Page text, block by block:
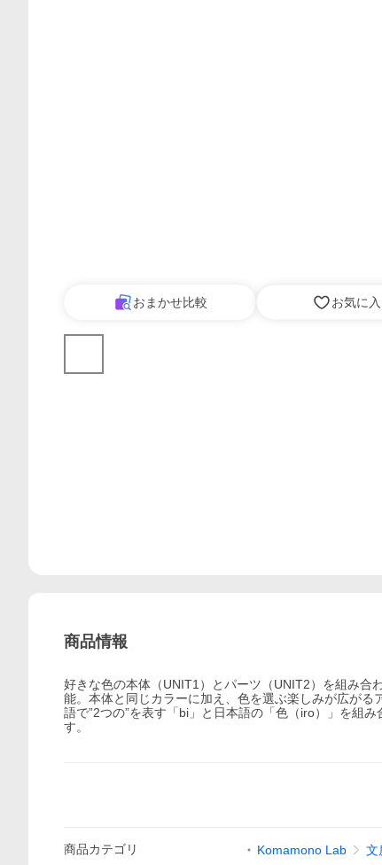
おまかせ比較 お気に入
商品情報
好きな色の本体（UNIT1）とパーツ（UNIT2）を組み合
能。本体と同じカラーに加え、色を選ぶ楽しみが広が
語で”2つの”を表す「bi」と日本語の「色（iro）」を組
す。
商品カテゴリ Komamono Lab
文